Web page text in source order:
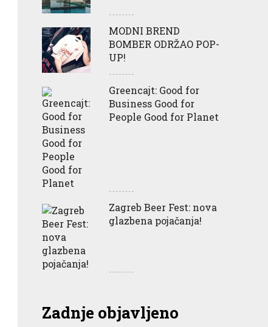
MODNI BREND
BOMBER ODRŽAO POP-
UP!
Greencajt: Good for
Business Good for
People Good for Planet
Zagreb Beer Fest: nova
glazbena pojačanja!
Zadnje objavljeno